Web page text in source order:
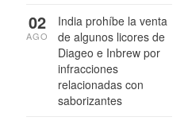
India prohíbe la venta
de algunos licores de
Diageo e Inbrew por
infracciones
relacionadas con
saborizantes
02
AGO